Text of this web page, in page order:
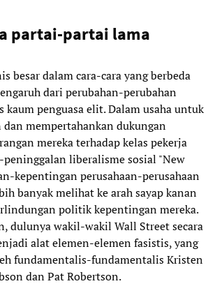
partai-partai lama
besar dalam cara-cara yang berbeda
dari perubahan-perubahan
kaum penguasa elit. Dalam usaha untuk
dan mempertahankan dukungan
mereka terhadap kelas pekerja
liberalisme sosial "New
kepentingan perusahaan-perusahaan
banyak melihat ke arah sayap kanan
politik kepentingan mereka.
dulunya wakil-wakil Wall Street secara
alat elemen-elemen fasistis, yang
fundamentalis-fundamentalis Kristen
dan Pat Robertson.